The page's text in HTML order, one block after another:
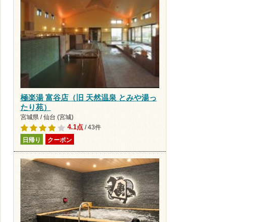
極楽湯 富谷店（旧 天然温泉 とみや湯っ
たり苑）
宮城県 / 仙台 (宮城)
4.1点/ 43件
日帰り クーポン